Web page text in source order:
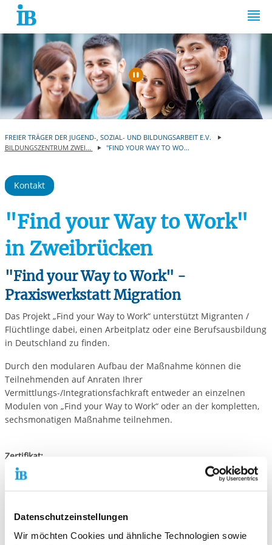
Datenschutzeinstellungen
Wir möchten Cookies und ähnliche Technologien sowie
Springe zum Inhalt
Automatische
FREIER TRÄGER DER JUGEND-, SOZIAL- UND BILDUNGSARBEIT E.V.
BILDUNGSZENTRUM ZWEI...
"FIND YOUR WAY TO WO...
Kontakt
"Find your Way to Work"
in Zweibrücken
"Find your Way to Work" -
Praxiswerkstatt Migration
Das Projekt „Find your Way to Work“ unterstützt Migranten /
Flüchtlinge dabei, einen Arbeitplatz oder eine Berufsausbildung
in Deutschland zu finden.
Durch den modularen Aufbau der Maßnahme können die
Teilnehmenden auf Anraten Ihrer
Vermittlungs-/Integrationsfachkraft entweder an einzelnen
Modulen von „Find your Way to Work“ oder an der kompletten,
sechsmonatigen Maßnahme teilnehmen.
Zertifikat:
Das Bildungszentrum (BZ) Pfalz/Saarland ist zertifizierter Träger
für die Förderung beruflicher Weiterbildung.